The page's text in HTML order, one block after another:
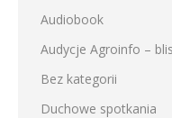
Audiobook
Audycje Agroinfo –
Bez kategorii
Duchowe spotkania